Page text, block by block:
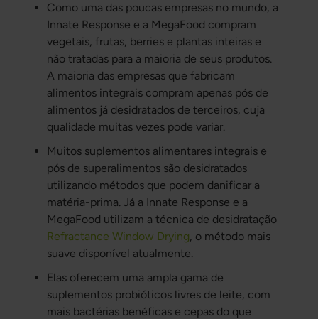
Como uma das poucas empresas no mundo, a
Innate Response e a MegaFood compram
vegetais, frutas, berries e plantas inteiras e
não tratadas para a maioria de seus produtos.
A maioria das empresas que fabricam
alimentos integrais compram apenas pós de
alimentos já desidratados de terceiros, cuja
qualidade muitas vezes pode variar.
Muitos suplementos alimentares integrais e
pós de superalimentos são desidratados
utilizando métodos que podem danificar a
matéria-prima. Já a Innate Response e a
MegaFood utilizam a técnica de desidratação
Refractance Window Drying, o método mais
suave disponível atualmente.
Elas oferecem uma ampla gama de
suplementos probióticos livres de leite, com
mais bactérias benéficas e cepas do que